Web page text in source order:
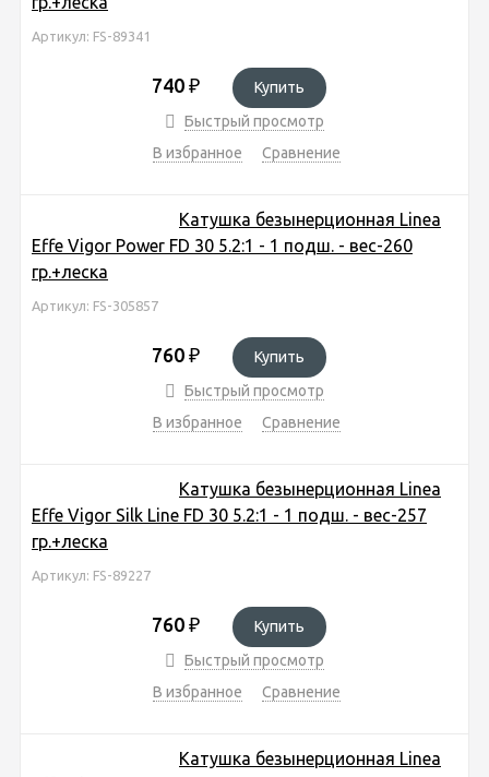
Артикул: FS-89341
740 ₽
Купить
Быстрый просмотр
В избранное
Сравнение
Катушка безынерционная Linea
Effe Vigor Power FD 30 5.2:1 - 1 подш. - вес-260
гр.+леска
Артикул: FS-305857
760 ₽
Купить
Быстрый просмотр
В избранное
Сравнение
Катушка безынерционная Linea
Effe Vigor Silk Line FD 30 5.2:1 - 1 подш. - вес-257
гр.+леска
Артикул: FS-89227
760 ₽
Купить
Быстрый просмотр
В избранное
Сравнение
Катушка безынерционная Linea